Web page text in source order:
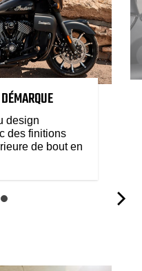
design
des finitions
de bout en